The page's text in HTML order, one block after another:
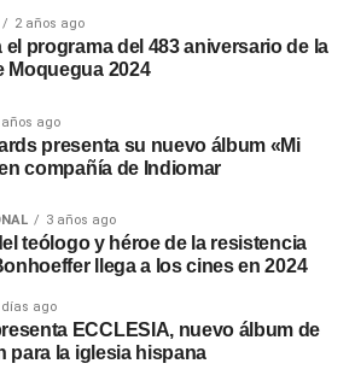
2 años ago
el programa del 483 aniversario de la
Moquegua 2024
años ago
presenta su nuevo álbum «Mi
compañía de Indiomar
3 años ago
teólogo y héroe de la resistencia
llega a los cines en 2024
días ago
ECCLESIA, nuevo álbum de
para la iglesia hispana